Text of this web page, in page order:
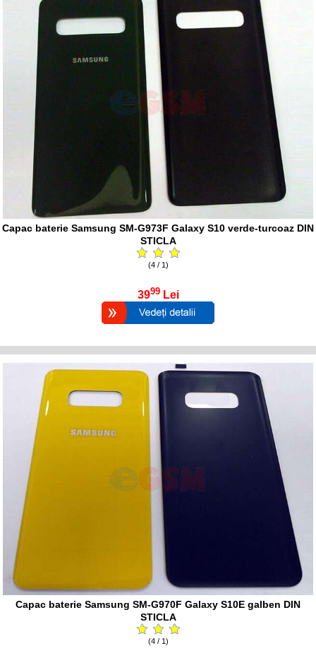
Capac baterie Samsung SM-G973F Galaxy S10 verde-turcoaz DIN
STICLA
(4 / 1)
3999 Lei
Capac baterie Samsung SM-G970F Galaxy S10E galben DIN
STICLA
(4 / 1)